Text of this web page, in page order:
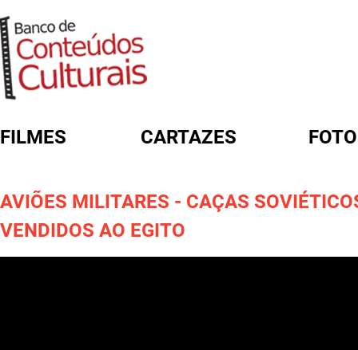
FILMES CARTAZES
AVIÕES MILITARES - CAÇAS
VENDIDOS AO EGITO